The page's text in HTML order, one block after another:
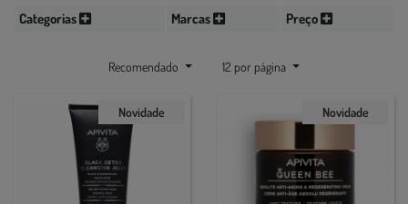
Categorias Marcas Preço
Recomendado 12 por página
Novidade Novidade